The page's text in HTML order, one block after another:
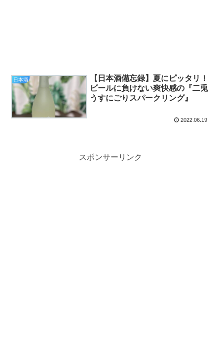
日本酒
【日本酒備忘録】夏にピッタリ！
ビールに負けない爽快感の『二兎
うすにごりスパークリング』
2022.06.19
スポンサーリンク